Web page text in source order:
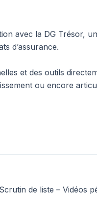
avec la DG Trésor,
d’assurance.
et des outils
ou encore
Scrutin de liste – Vidéos